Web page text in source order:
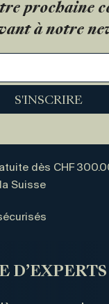
prochaine
à notre
S'INSCRIRE
dès CHF
Suisse